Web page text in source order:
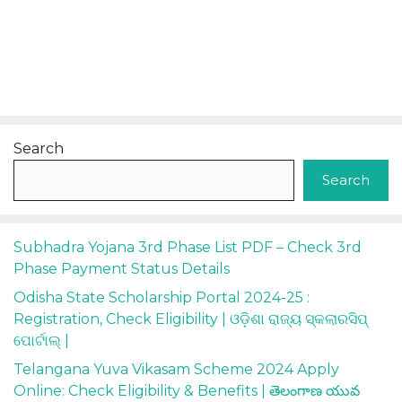
Search
Search
Subhadra Yojana 3rd Phase List PDF – Check 3rd
Phase Payment Status Details
Odisha State Scholarship Portal 2024-25 :
Registration, Check Eligibility | ଓଡ଼ିଶା ରାଜ୍ୟ ସ୍କଲାରସିପ୍
ପୋର୍ଟାଲ୍ |
Telangana Yuva Vikasam Scheme 2024 Apply
Online: Check Eligibility & Benefits | తెలంగాణ యువ